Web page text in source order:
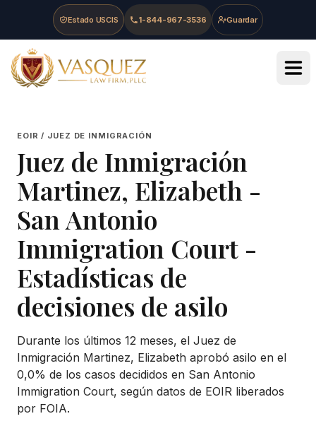
Skip to main content
Skip to navigation
Skip to footer
Estado USCIS 1-844-967-3536 Guardar
Vasquez Law Firm - Home
EOIR / JUEZ DE INMIGRACIÓN
Juez de Inmigración
Martinez, Elizabeth -
San Antonio
Immigration Court -
Estadísticas de
decisiones de asilo
Durante los últimos 12 meses, el Juez de
Inmigración Martinez, Elizabeth aprobó asilo en el
0,0% de los casos decididos en San Antonio
Immigration Court, según datos de EOIR liberados
por FOIA.